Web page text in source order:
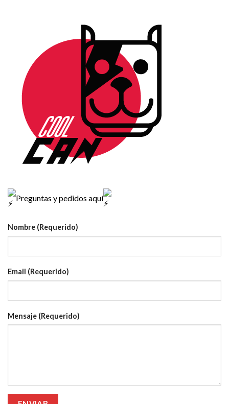
Preguntas y pedidos aquí
Nombre (Requerido)
Email (Requerido)
Mensaje (Requerido)